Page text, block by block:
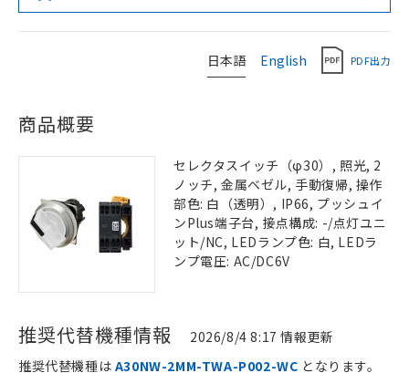
日本語 English PDF出力
商品概要
セレクタスイッチ（φ30）, 照光, 2
ノッチ, 金属ベゼル, 手動復帰, 操作
部色: 白（透明）, IP66, プッシュイ
ンPlus端子台, 接点構成: -/点灯ユニ
ット/NC, LEDランプ色: 白, LEDラ
ンプ電圧: AC/DC6V
推奨代替機種情報 2026/8/4 8:17 情報更新
推奨代替機種は A30NW-2MM-TWA-P002-WC となります。